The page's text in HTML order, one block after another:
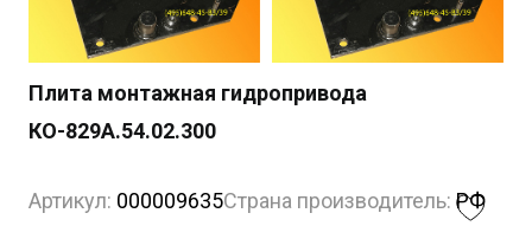
Плита монтажная гидропривода
КО-829А.54.02.300
Артикул: 000009635Страна производитель: РФ